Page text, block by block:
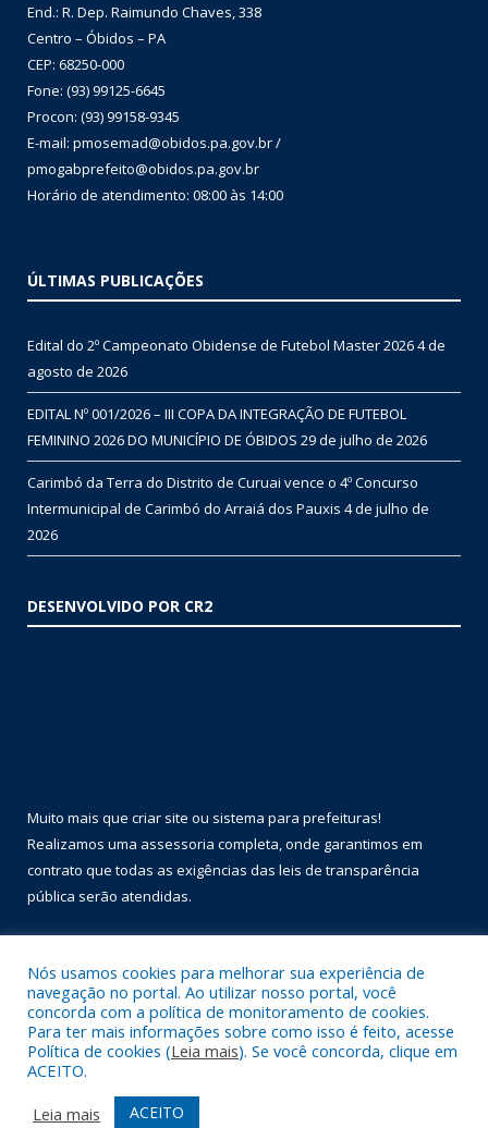
End.: R. Dep. Raimundo Chaves, 338
Centro – Óbidos – PA
CEP: 68250-000
Fone: (93) 99125-6645
Procon: (93) 99158-9345
E-mail: pmosemad@obidos.pa.gov.br /
pmogabprefeito@obidos.pa.gov.br
Horário de atendimento: 08:00 às 14:00
ÚLTIMAS PUBLICAÇÕES
Edital do 2º Campeonato Obidense de Futebol Master 20264 de
agosto de 2026
EDITAL Nº 001/2026 – III COPA DA INTEGRAÇÃO DE FUTEBOL
FEMININO 2026 DO MUNICÍPIO DE ÓBIDOS 29 de julho de 2026
Carimbó da Terra do Distrito de Curuai vence o 4º Concurso
Intermunicipal de Carimbó do Arraiá dos Pauxis 4 de julho de
2026
DESENVOLVIDO POR CR2
Muito mais que criar site ou sistema para prefeituras!
Realizamos uma assessoria completa, onde garantimos em
contrato que todas as exigências das leis de transparência
pública serão atendidas.
Todos os direitos reservados a Prefeitura Municipal de Óbidos.
Mapa do Site
Acessar Área Administrativa
Nós usamos cookies para melhorar sua experiência de
navegação no portal. Ao utilizar nosso portal, você
concorda com a política de monitoramento de cookies.
Para ter mais informações sobre como isso é feito, acesse
Política de cookies (Leia mais). Se você concorda, clique em
ACEITO.
Leia mais
ACEITO